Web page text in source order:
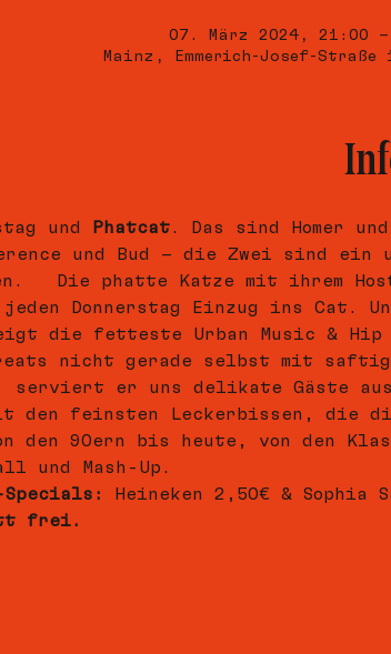
07. März 2024, 21:00
Mainz, Emmerich-Josef-
und Phatcat. Das sind Homer
und Bud – die Zwei sind ein
Die phatte Katze mit ihrem
jeden Donnerstag Einzug ins Cat.
die fetteste Urban Music & Hip
nicht gerade selbst mit
serviert er uns delikate Gäste
den feinsten Leckerbissen, die
den 90ern bis heute, von den
und Mash-Up.
Specials:
Heineken 2,50€ & Sophia
frei.